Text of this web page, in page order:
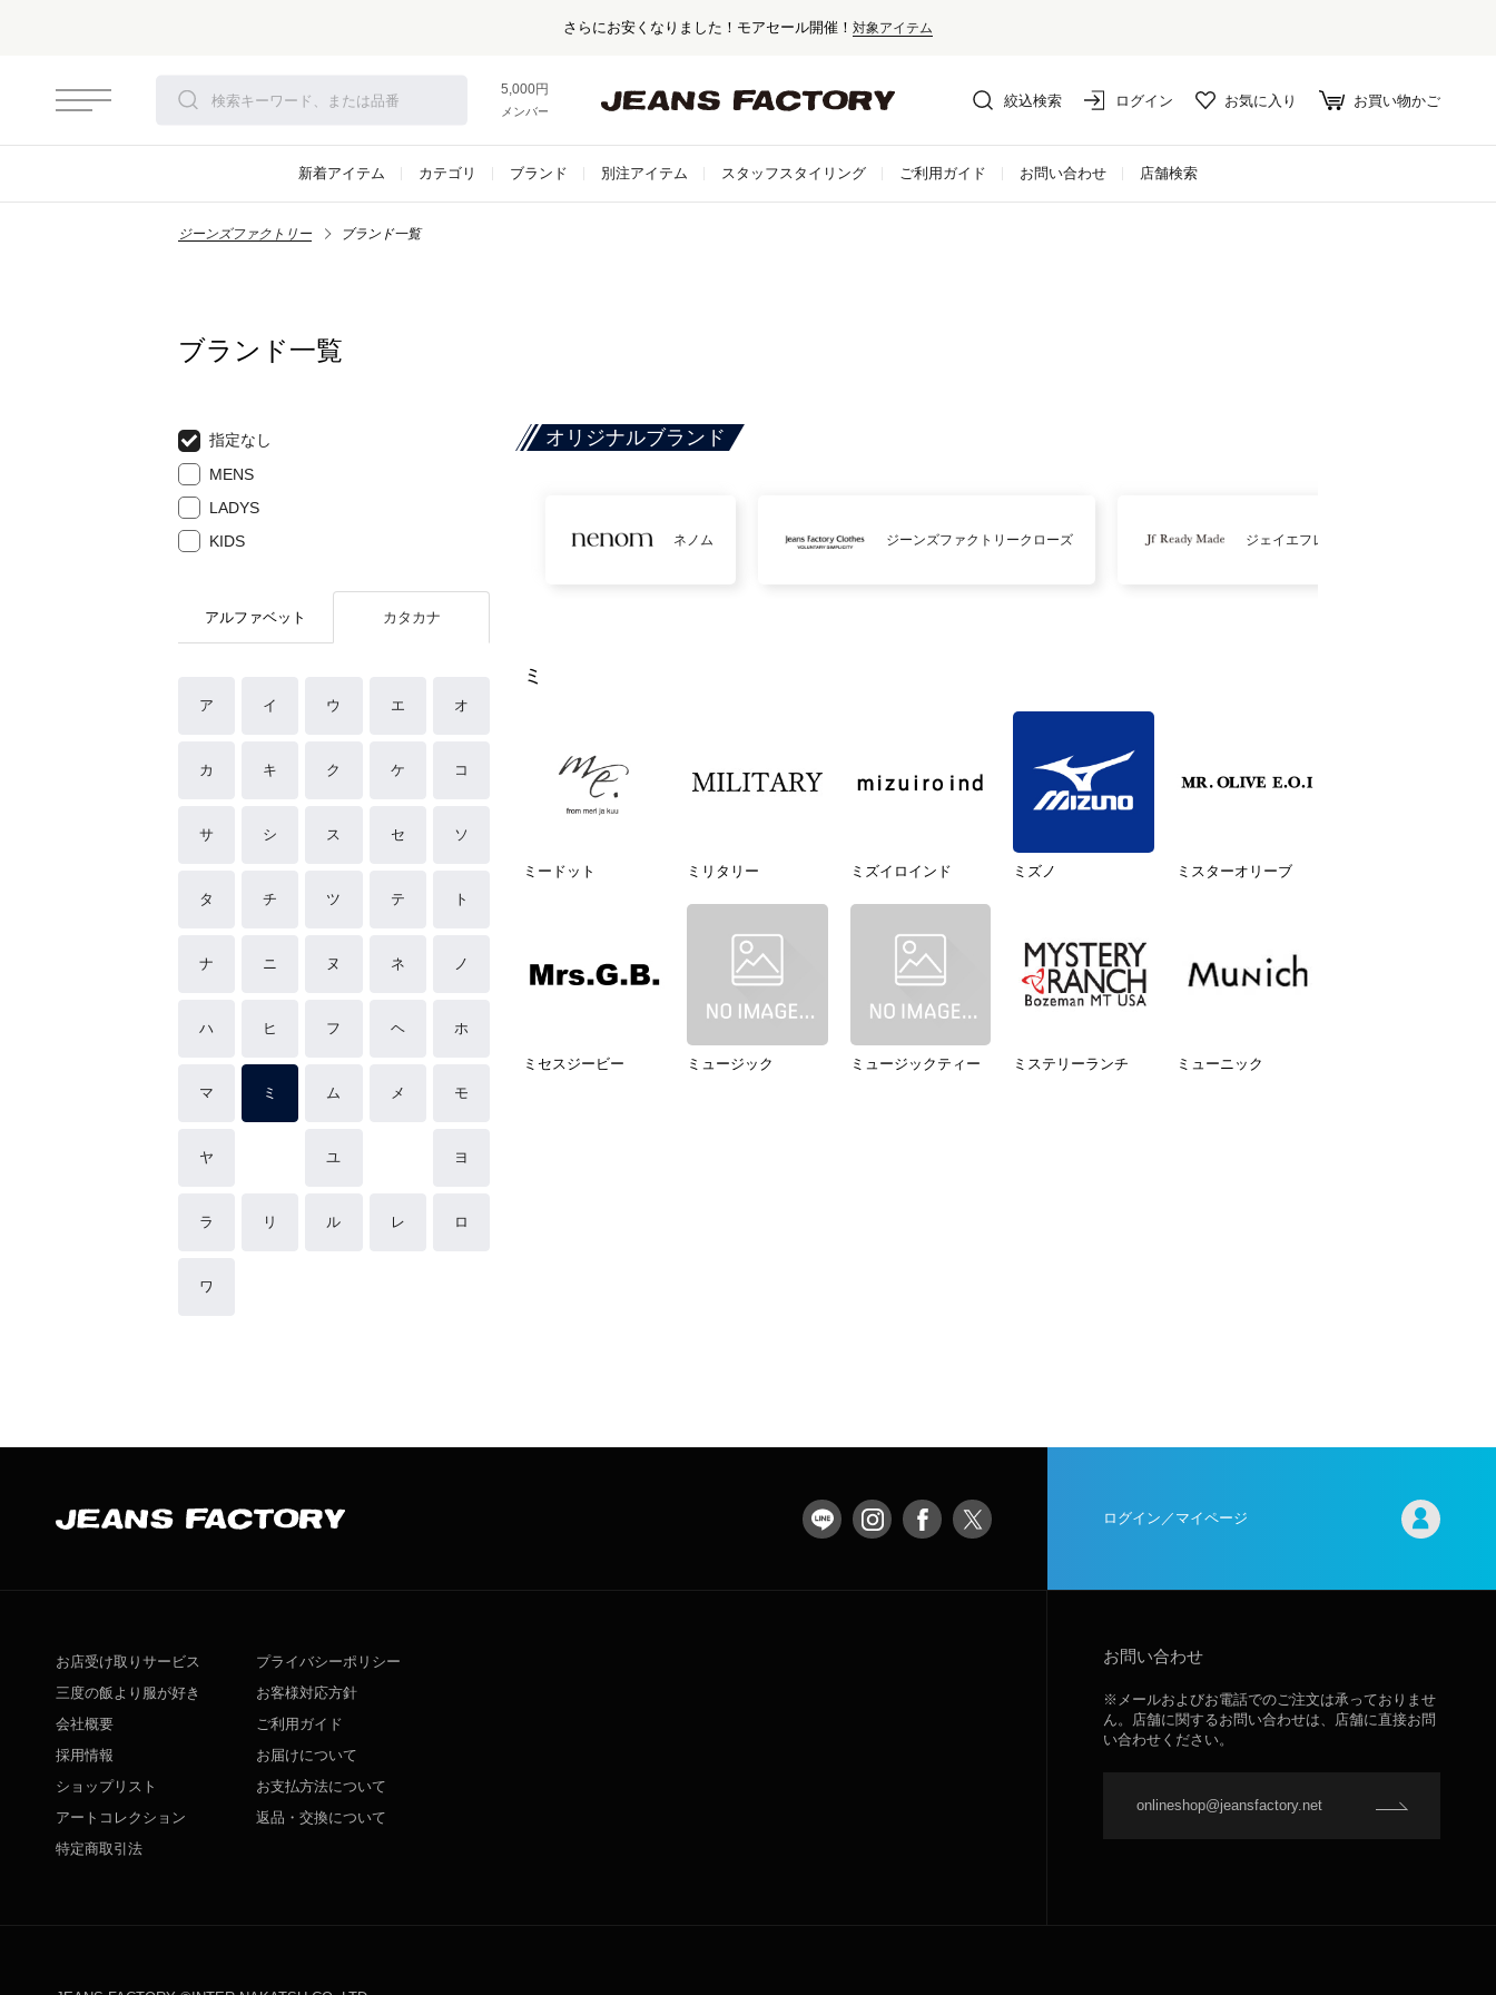
さらにお安くなりました！モアセール開催！ 対象アイテム
5,000円以上お買い上げで送料無料！
メンバー登録でお得な情報をゲット。さらに詳しく
絞込検索 ログイン お気に入り お買い物かご
新着アイテム カテゴリ ブランド 別注アイテム スタッフスタイリング ご利用ガイド お問い合わせ 店舗検索
ジーンズファクトリー ブランド一覧
ブランド一覧
指定なし
MENS
LADYS
KIDS
アルファベット カタカナ
ア イ ウ エ オ
カ キ ク ケ コ
サ シ ス セ ソ
タ チ ツ テ ト
ナ ニ ヌ ネ ノ
ハ ヒ フ ヘ ホ
マ ミ ム メ モ
ヤ ユ ヨ
ラ リ ル レ ロ
ワ
オリジナルブランド
ネノム ジーンズファクトリークローズ ジェイエフレディメイド
ミ
ミードット ミリタリー ミズイロインド ミズノ ミスターオリーブ
ミセスジービー ミュージック ミュージックティー ミステリーランチ ミューニック
ログイン／マイページ
お店受け取りサービス
三度の飯より服が好き
会社概要
採用情報
ショップリスト
アートコレクション
特定商取引法
プライバシーポリシー
お客様対応方針
ご利用ガイド
お届けについて
お支払方法について
返品・交換について
お問い合わせ
※メールおよびお電話でのご注文は承っておりませ
ん。店舗に関するお問い合わせは、店舗に直接お問
い合わせください。
onlineshop@jeansfactory.net